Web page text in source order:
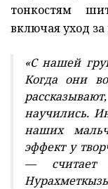
тонкостям
включая уход за
«С нашей
Когда они
научились.
наших
эффект у
— считает